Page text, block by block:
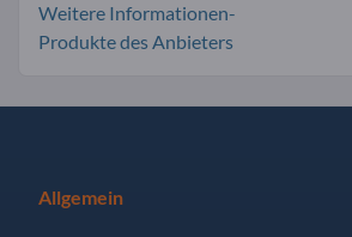
Weitere Informationen-
Produkte des Anbieters
Allgemein